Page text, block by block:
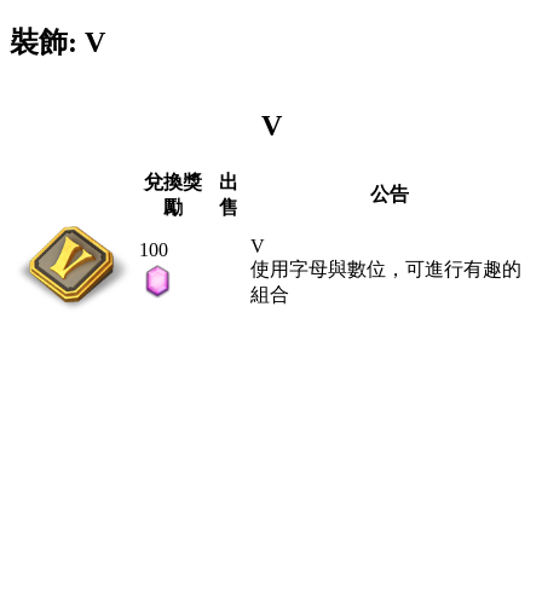
裝飾: V
V
兌換獎
勵
出
售
公告
100
V
使用字母與數位，可進行有趣的
組合